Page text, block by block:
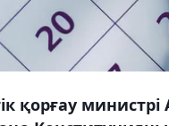
қорғау